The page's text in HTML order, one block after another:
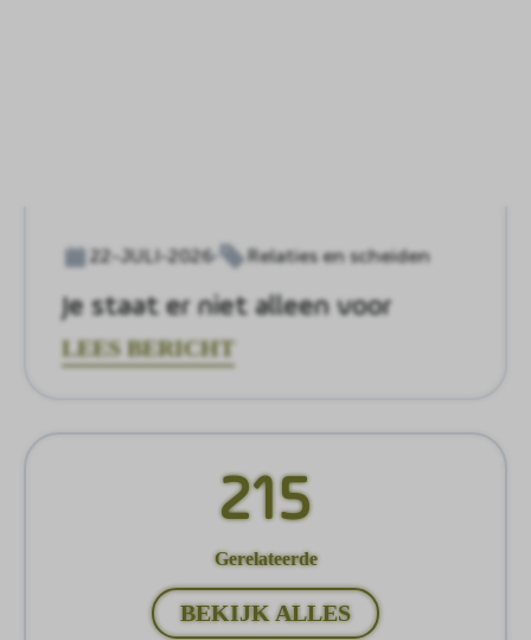
22-JULI-2026 Relaties en scheiden
Je staat er niet alleen voor
LEES BERICHT
215
Gerelateerde
BEKIJK ALLES